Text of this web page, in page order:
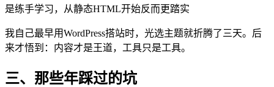
是练手学习，从静态HTML开始反而更踏实
我自己最早用WordPress搭站时，光选主题就折腾了三天。后
来才悟到：内容才是王道，工具只是工具。
三、那些年踩过的坑